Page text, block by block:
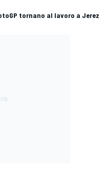
tornano al lavoro a Jerez